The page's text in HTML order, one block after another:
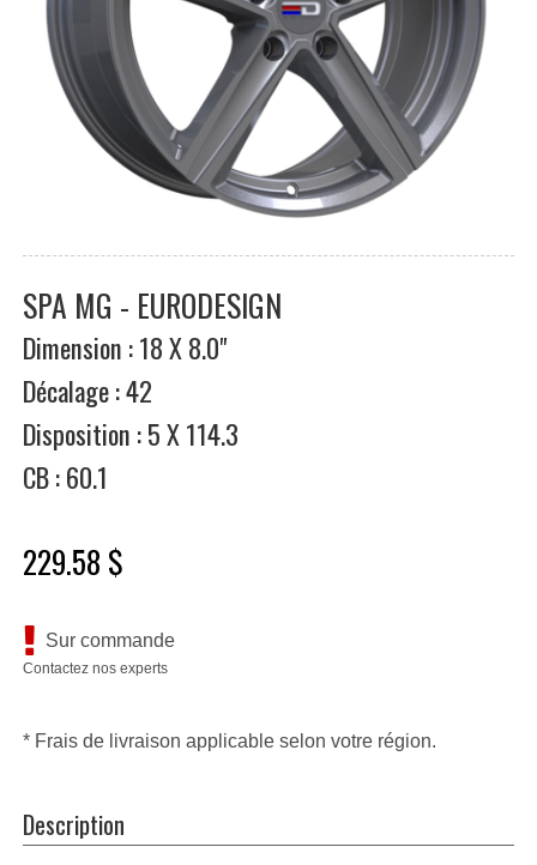
SPA MG - EURODESIGN
Dimension : 18 X 8.0"
Décalage : 42
Disposition : 5 X 114.3
CB : 60.1
229.58 $
Sur commande
Contactez nos experts
* Frais de livraison applicable selon votre région.
Description